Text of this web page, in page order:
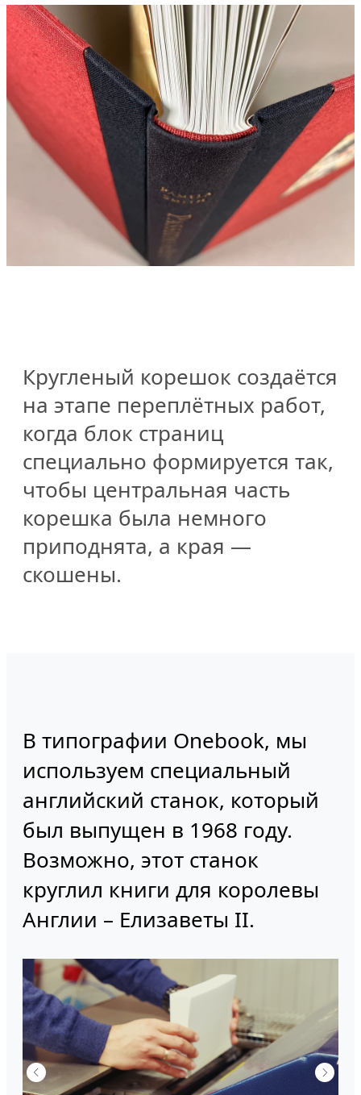
Кругленый корешок создаётся
на этапе переплётных работ,
когда блок страниц
специально формируется так,
чтобы центральная часть
корешка была немного
приподнята, а края —
скошены.
В типографии Onebook, мы
используем специальный
английский станок, который
был выпущен в 1968 году.
Возможно, этот станок
круглил книги для королевы
Англии – Елизаветы II.